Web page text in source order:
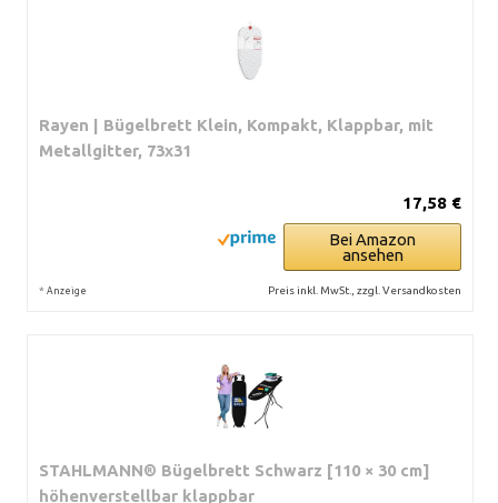
Rayen | Bügelbrett Klein, Kompakt, Klappbar, mit
Metallgitter, 73x31
17,58 €
Bei Amazon
ansehen
* Anzeige Preis inkl. MwSt., zzgl. Versandkosten
STAHLMANN® Bügelbrett Schwarz [110 × 30 cm]
höhenverstellbar klappbar